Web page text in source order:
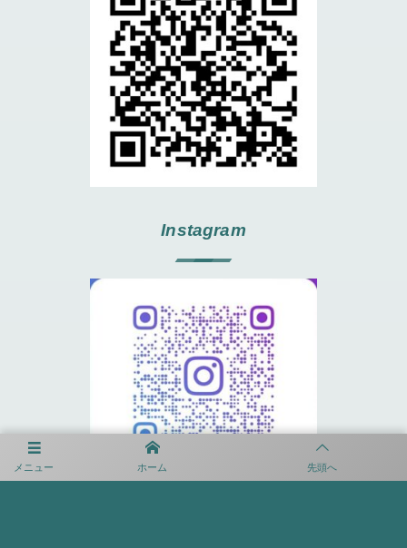
メニュー ホーム 先頭へ
Instagram